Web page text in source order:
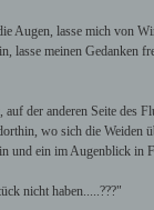
Augen, lasse mich von
lasse meinen Gedanken
der anderen Seite
wo sich die
und ein im Augenblick in
nicht haben.....???"